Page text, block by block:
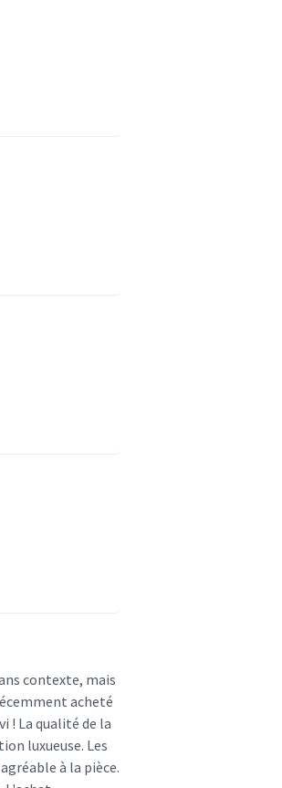
contexte, mais
acheté
! La qualité de la
luxueuse. Les
à la pièce.